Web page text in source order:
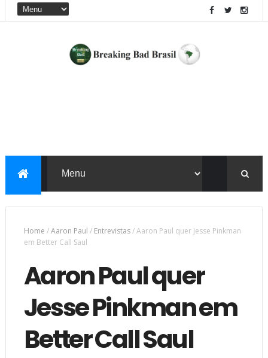
Home /Aaron Paul / Entrevistas/Aaron Paul quer Jesse Pinkman
em Better Call Saul
Aaron Paul quer
Jesse Pinkman em
Better Call Saul